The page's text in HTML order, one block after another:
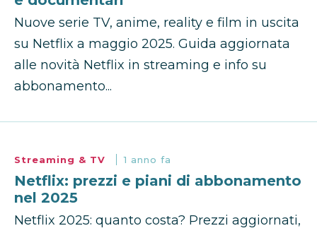
Nuove serie TV, anime, reality e film in uscita
su Netflix a maggio 2025. Guida aggiornata
alle novità Netflix in streaming e info su
abbonamento...
Streaming & TV 1 anno fa
Netflix: prezzi e piani di abbonamento
nel 2025
Netflix 2025: quanto costa? Prezzi aggiornati,